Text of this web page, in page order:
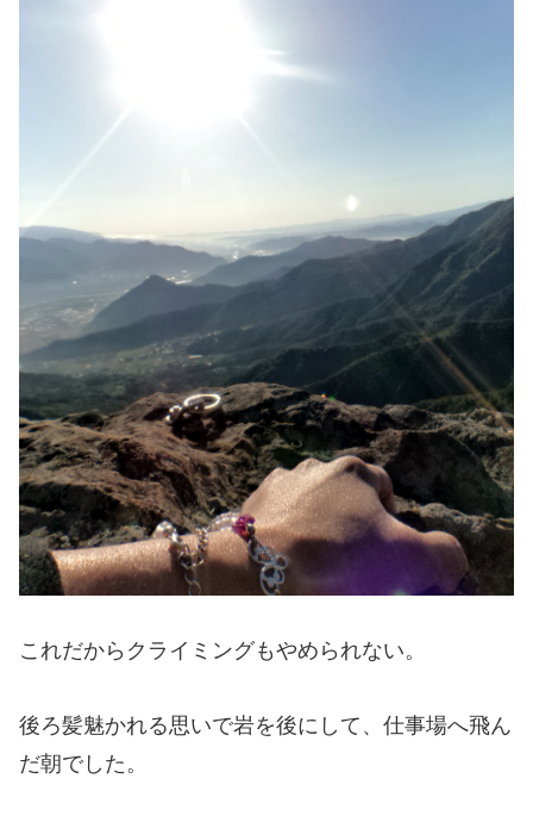
これだからクライミングもやめられない。
後ろ髪魅かれる思いで岩を後にして、仕事場へ飛ん
だ朝でした。